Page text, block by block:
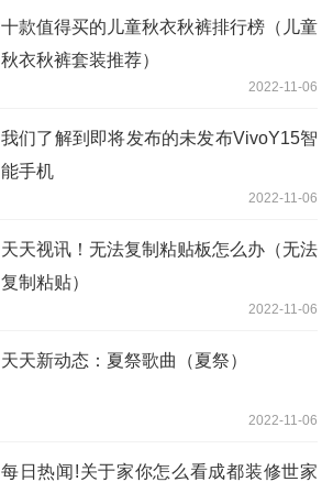
十款值得买的儿童秋衣秋裤排行榜（儿童
秋衣秋裤套装推荐）
2022-11-06
我们了解到即将发布的未发布VivoY15智
能手机
2022-11-06
天天视讯！无法复制粘贴板怎么办（无法
复制粘贴）
2022-11-06
天天新动态：夏祭歌曲（夏祭）
2022-11-06
每日热闻!关于家你怎么看成都装修世家